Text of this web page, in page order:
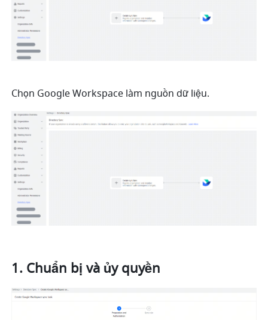
Chọn Google Workspace làm nguồn dữ liệu.
Chuẩn bị và ủy quyền